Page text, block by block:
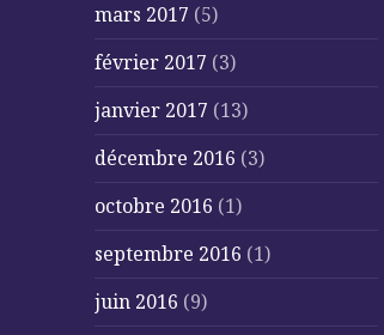
mars 2017 (5)
février 2017 (3)
janvier 2017 (13)
décembre 2016 (3)
octobre 2016 (1)
septembre 2016 (1)
juin 2016 (9)